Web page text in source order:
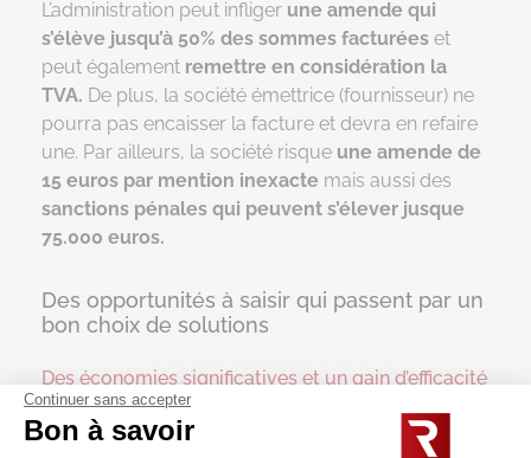
L’administration peut infliger une amende qui
s’élève jusqu’à 50% des sommes facturées et
peut également remettre en considération la
TVA. De plus, la société émettrice (fournisseur) ne
pourra pas encaisser la facture et devra en refaire
une. Par ailleurs, la société risque une amende de
15 euros par mention inexacte mais aussi des
sanctions pénales qui peuvent s’élever jusque
75.000 euros.
Des opportunités à saisir qui passent par un
bon choix de solutions
Des économies significatives et un gain d’efficacité
La dématérialisation des factures présente de
Continuer sans accepter
Bon à savoir